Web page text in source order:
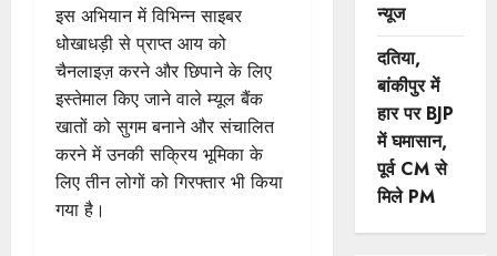
इस अभियान में विभिन्न साइबर
धोखाधड़ी से प्राप्त आय को
चैनलाइज़ करने और छिपाने के लिए
इस्तेमाल किए जाने वाले म्यूल बैंक
खातों को सुगम बनाने और संचालित
करने में उनकी सक्रिय भूमिका के
लिए तीन लोगों को गिरफ्तार भी किया
गया है।
न्यूज
दतिया,
बांकीपुर में
हार पर BJP
में घमासान,
पूर्व CM से
मिले PM